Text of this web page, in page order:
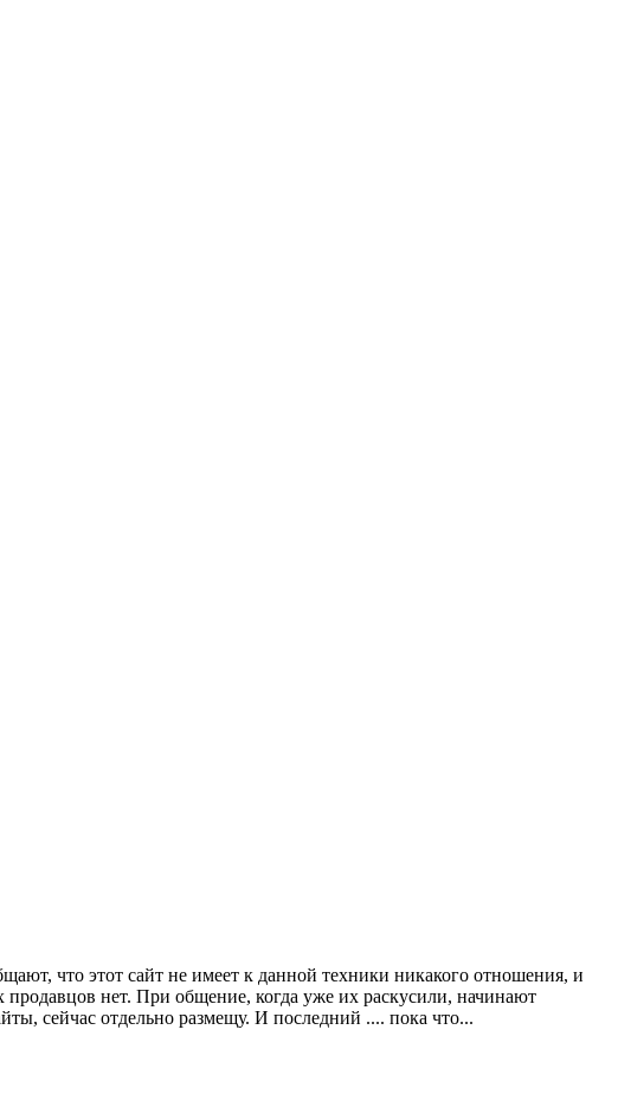
что этот сайт не имеет к данной техники никакого отношения, и
нет. При общение, когда уже их раскусили, начинают
сейчас отдельно размещу. И последний .... пока что...